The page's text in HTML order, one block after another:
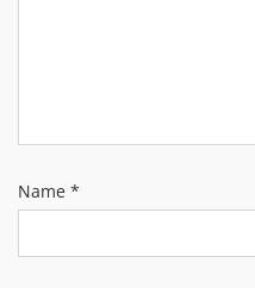
Name *